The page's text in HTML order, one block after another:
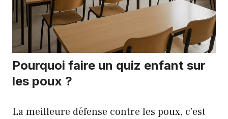
Pourquoi faire un quiz enfant sur
les poux ?
La meilleure défense contre les poux, c’est